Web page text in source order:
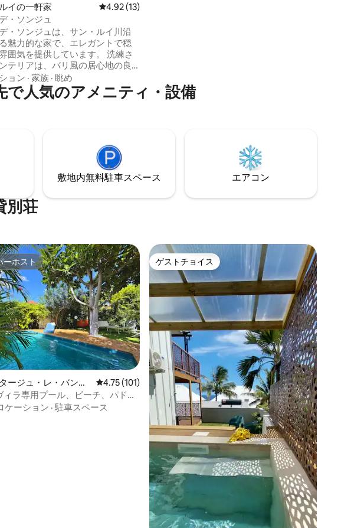
イの一軒家 レビュー13件、5つ星中4.92つ星の平均評価
4.92 (13)
・ソンジュ
・ソンジュは、サン・ルイ川沿
魅力的な家で、エレガントで穏
囲気を提供しています。 洗練さ
テリアは、バリ風の居心地の良
オール文化の本物らしさを融合
では味わえないリラックス体験
します。 プール、トロピカルガ
します。 快適さ、プライバシ
からの脱却を求める方々のため
かれた、エレガントで温かみの
です。
ョン · 家族 · 眺め
人気のアメニティ・設備
敷地内無料駐⁠車ス⁠ペ⁠ー⁠ス エアコン
別荘
4.84つ星の平均評価
ーホスト
ーホスト
ージュ・レ・バンの
レビュー101件、5つ星中4.75つ星の平均評価
4.75 (101)
ィラ専用プール、ビーチ、パド
アフリー
ケーション ·駐車スペース
ゲストチョイス
ゲストチョイス